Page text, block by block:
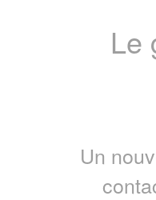
Le
Un